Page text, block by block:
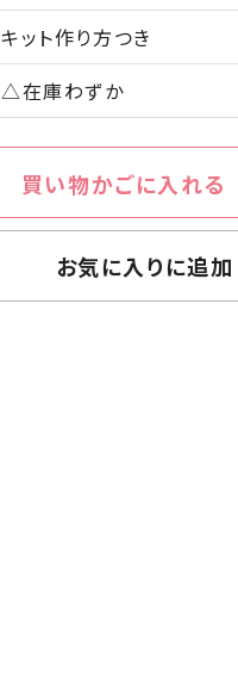
キット作り方つき
△在庫わずか
買い物かごに入れる
お気に入りに追加